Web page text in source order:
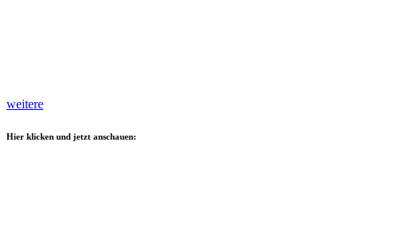
weitere
Hier klicken und jetzt anschauen: